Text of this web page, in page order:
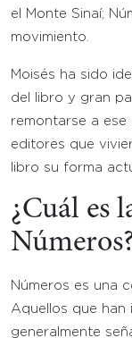
el Monte Sinaí;
movimiento.
Moisés ha sido
del libro y gran
remontarse a
editores que
libro su forma
¿Cuál es
Números es una
Aquellos que
generalmente